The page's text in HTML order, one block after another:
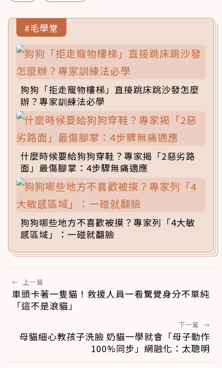
#毛學堂
狗狗「拒走寵物樓梯」直接跳床跳沙發怎麼
辦？專家訓練法必學
什麼時候要給狗狗穿鞋？專家揭「2惡劣路
面」最傷腳掌：4步驟無痛適應
狗狗哪些地方不喜歡被摸？專家列「4大敏
感區域」：一碰就翻臉
← 上一篇
車頭卡著一隻貓！救援人員一看驚覺身分不單純
「這不是浪貓」
下一篇 →
母貓細心教孩子洗臉 奶貓一學就會「母子動作
100%同步」網融化：太聰明